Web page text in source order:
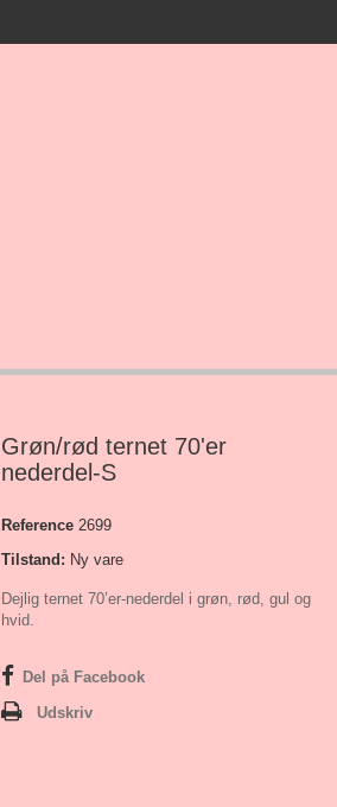
Grøn/rød ternet 70'er
nederdel-S
Reference 2699
Tilstand: Ny vare
Dejlig ternet 70’er-nederdel i grøn, rød, gul og
hvid.
Del på Facebook
Udskriv